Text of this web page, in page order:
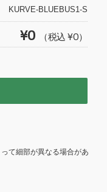
KURVE-BLUEBUS1-S
¥0 （税込 ¥0）
て細部が異なる場合があ